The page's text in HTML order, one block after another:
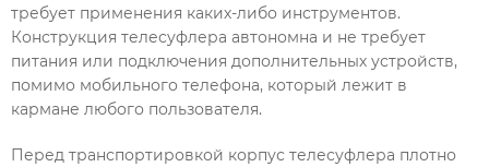
требует применения каких-либо инструментов.
Конструкция телесуфлера автономна и не требует
питания или подключения дополнительных устройств,
помимо мобильного телефона, который лежит в
кармане любого пользователя.
Перед транспортировкой корпус телесуфлера плотно